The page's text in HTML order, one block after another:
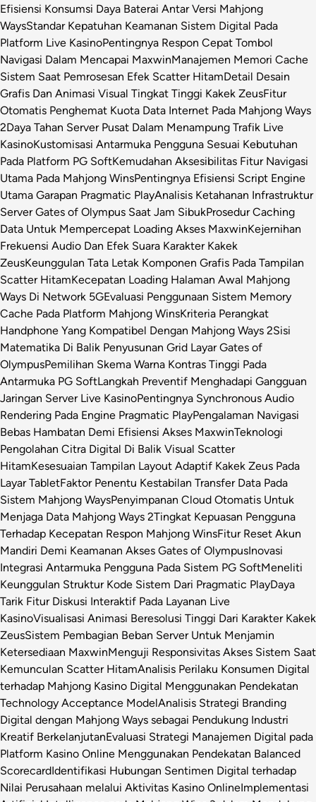
Efisiensi Konsumsi Daya Baterai Antar Versi Mahjong
WaysStandar Kepatuhan Keamanan Sistem Digital Pada
Platform Live KasinoPentingnya Respon Cepat Tombol
Navigasi Dalam Mencapai MaxwinManajemen Memori Cache
Sistem Saat Pemrosesan Efek Scatter HitamDetail Desain
Grafis Dan Animasi Visual Tingkat Tinggi Kakek ZeusFitur
Otomatis Penghemat Kuota Data Internet Pada Mahjong Ways
2Daya Tahan Server Pusat Dalam Menampung Trafik Live
KasinoKustomisasi Antarmuka Pengguna Sesuai Kebutuhan
Pada Platform PG SoftKemudahan Aksesibilitas Fitur Navigasi
Utama Pada Mahjong WinsPentingnya Efisiensi Script Engine
Utama Garapan Pragmatic PlayAnalisis Ketahanan Infrastruktur
Server Gates of Olympus Saat Jam SibukProsedur Caching
Data Untuk Mempercepat Loading Akses MaxwinKejernihan
Frekuensi Audio Dan Efek Suara Karakter Kakek
ZeusKeunggulan Tata Letak Komponen Grafis Pada Tampilan
Scatter HitamKecepatan Loading Halaman Awal Mahjong
Ways Di Network 5GEvaluasi Penggunaan Sistem Memory
Cache Pada Platform Mahjong WinsKriteria Perangkat
Handphone Yang Kompatibel Dengan Mahjong Ways 2Sisi
Matematika Di Balik Penyusunan Grid Layar Gates of
OlympusPemilihan Skema Warna Kontras Tinggi Pada
Antarmuka PG SoftLangkah Preventif Menghadapi Gangguan
Jaringan Server Live KasinoPentingnya Synchronous Audio
Rendering Pada Engine Pragmatic PlayPengalaman Navigasi
Bebas Hambatan Demi Efisiensi Akses MaxwinTeknologi
Pengolahan Citra Digital Di Balik Visual Scatter
HitamKesesuaian Tampilan Layout Adaptif Kakek Zeus Pada
Layar TabletFaktor Penentu Kestabilan Transfer Data Pada
Sistem Mahjong WaysPenyimpanan Cloud Otomatis Untuk
Menjaga Data Mahjong Ways 2Tingkat Kepuasan Pengguna
Terhadap Kecepatan Respon Mahjong WinsFitur Reset Akun
Mandiri Demi Keamanan Akses Gates of OlympusInovasi
Integrasi Antarmuka Pengguna Pada Sistem PG SoftMeneliti
Keunggulan Struktur Kode Sistem Dari Pragmatic PlayDaya
Tarik Fitur Diskusi Interaktif Pada Layanan Live
KasinoVisualisasi Animasi Beresolusi Tinggi Dari Karakter Kakek
ZeusSistem Pembagian Beban Server Untuk Menjamin
Ketersediaan MaxwinMenguji Responsivitas Akses Sistem Saat
Kemunculan Scatter HitamAnalisis Perilaku Konsumen Digital
terhadap Mahjong Kasino Digital Menggunakan Pendekatan
Technology Acceptance ModelAnalisis Strategi Branding
Digital dengan Mahjong Ways sebagai Pendukung Industri
Kreatif BerkelanjutanEvaluasi Strategi Manajemen Digital pada
Platform Kasino Online Menggunakan Pendekatan Balanced
ScorecardIdentifikasi Hubungan Sentimen Digital terhadap
Nilai Perusahaan melalui Aktivitas Kasino OnlineImplementasi